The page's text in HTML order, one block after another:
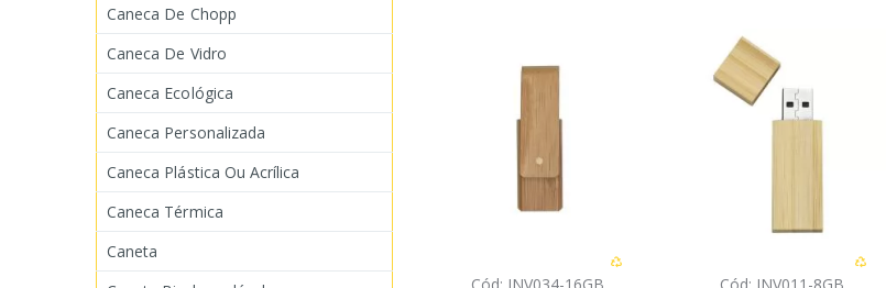
Caneca De Chopp
Caneca De Vidro
Caneca Ecológica
Caneca Personalizada
Caneca Plástica Ou Acrílica
Caneca Térmica
Caneta